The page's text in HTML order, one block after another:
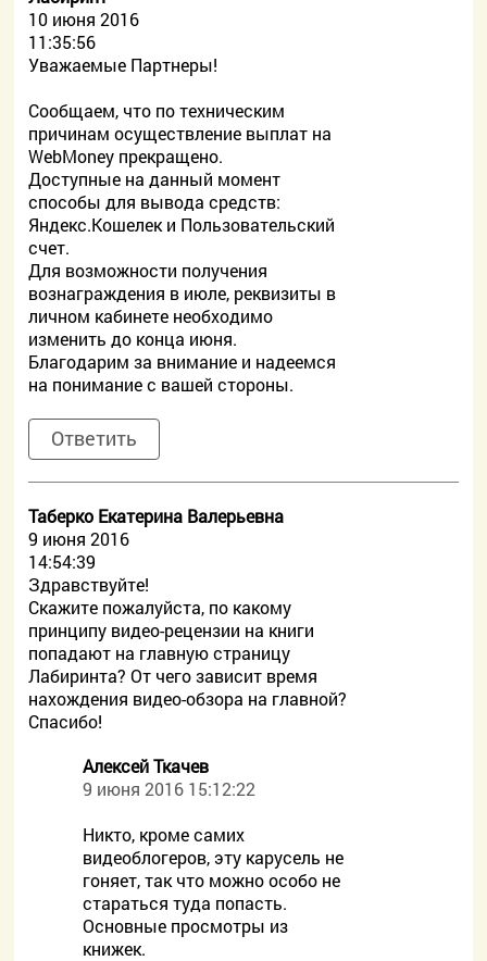
10 июня 2016
11:35:56
Уважаемые Партнеры!
Сообщаем, что по техническим
причинам осуществление выплат на
WebMoney прекращено.
Доступные на данный момент
способы для вывода средств:
Яндекс.Кошелек и Пользовательский
счет.
Для возможности получения
вознаграждения в июле, реквизиты в
личном кабинете необходимо
изменить до конца июня.
Благодарим за внимание и надеемся
на понимание с вашей стороны.
Ответить
Таберко Екатерина Валерьевна
9 июня 2016
14:54:39
Здравствуйте!
Скажите пожалуйста, по какому
принципу видео-рецензии на книги
попадают на главную страницу
Лабиринта? От чего зависит время
нахождения видео-обзора на главной?
Спасибо!
Алексей Ткачев
9 июня 2016 15:12:22
Никто, кроме самих
видеоблогеров, эту карусель не
гоняет, так что можно особо не
стараться туда попасть.
Основные просмотры из
книжек.